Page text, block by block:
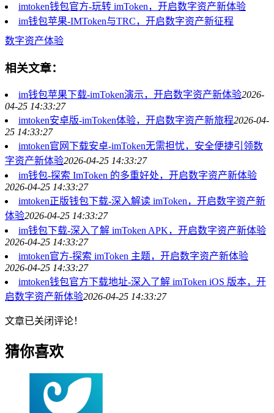
imtoken钱包官方-玩转 imToken，开启数字资产新体验
im钱包苹果-IMToken与TRC，开启数字资产新征程
数字资产体验
相关文章：
im钱包苹果下载-imToken演示，开启数字资产新体验2026-
04-25 14:33:27
imtoken安卓版-imToken体验，开启数字资产新旅程2026-04-
25 14:33:27
imtoken官网下载安卓-imToken无需担忧，安全便捷引领数
字资产新体验2026-04-25 14:33:27
im钱包-探索 ImToken 的多重好处，开启数字资产新体验
2026-04-25 14:33:27
imtoken正版钱包下载-深入解读 imToken，开启数字资产新
体验2026-04-25 14:33:27
im钱包下载-深入了解 imToken APK，开启数字资产新体验
2026-04-25 14:33:27
imtoken官方-探索 imToken 主题，开启数字资产新体验
2026-04-25 14:33:27
imtoken钱包官方下载地址-深入了解 imToken iOS 版本，开
启数字资产新体验2026-04-25 14:33:27
文章已关闭评论！
猜你喜欢